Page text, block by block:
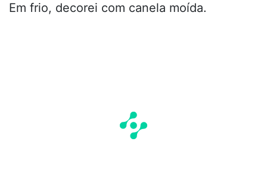
Em frio, decorei com canela moída.